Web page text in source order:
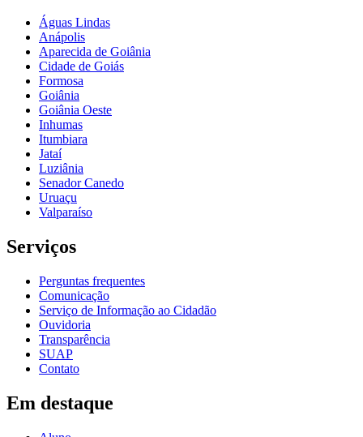
Águas Lindas
Anápolis
Aparecida de Goiânia
Cidade de Goiás
Formosa
Goiânia
Goiânia Oeste
Inhumas
Itumbiara
Jataí
Luziânia
Senador Canedo
Uruaçu
Valparaíso
Serviços
Perguntas frequentes
Comunicação
Serviço de Informação ao Cidadão
Ouvidoria
Transparência
SUAP
Contato
Em destaque